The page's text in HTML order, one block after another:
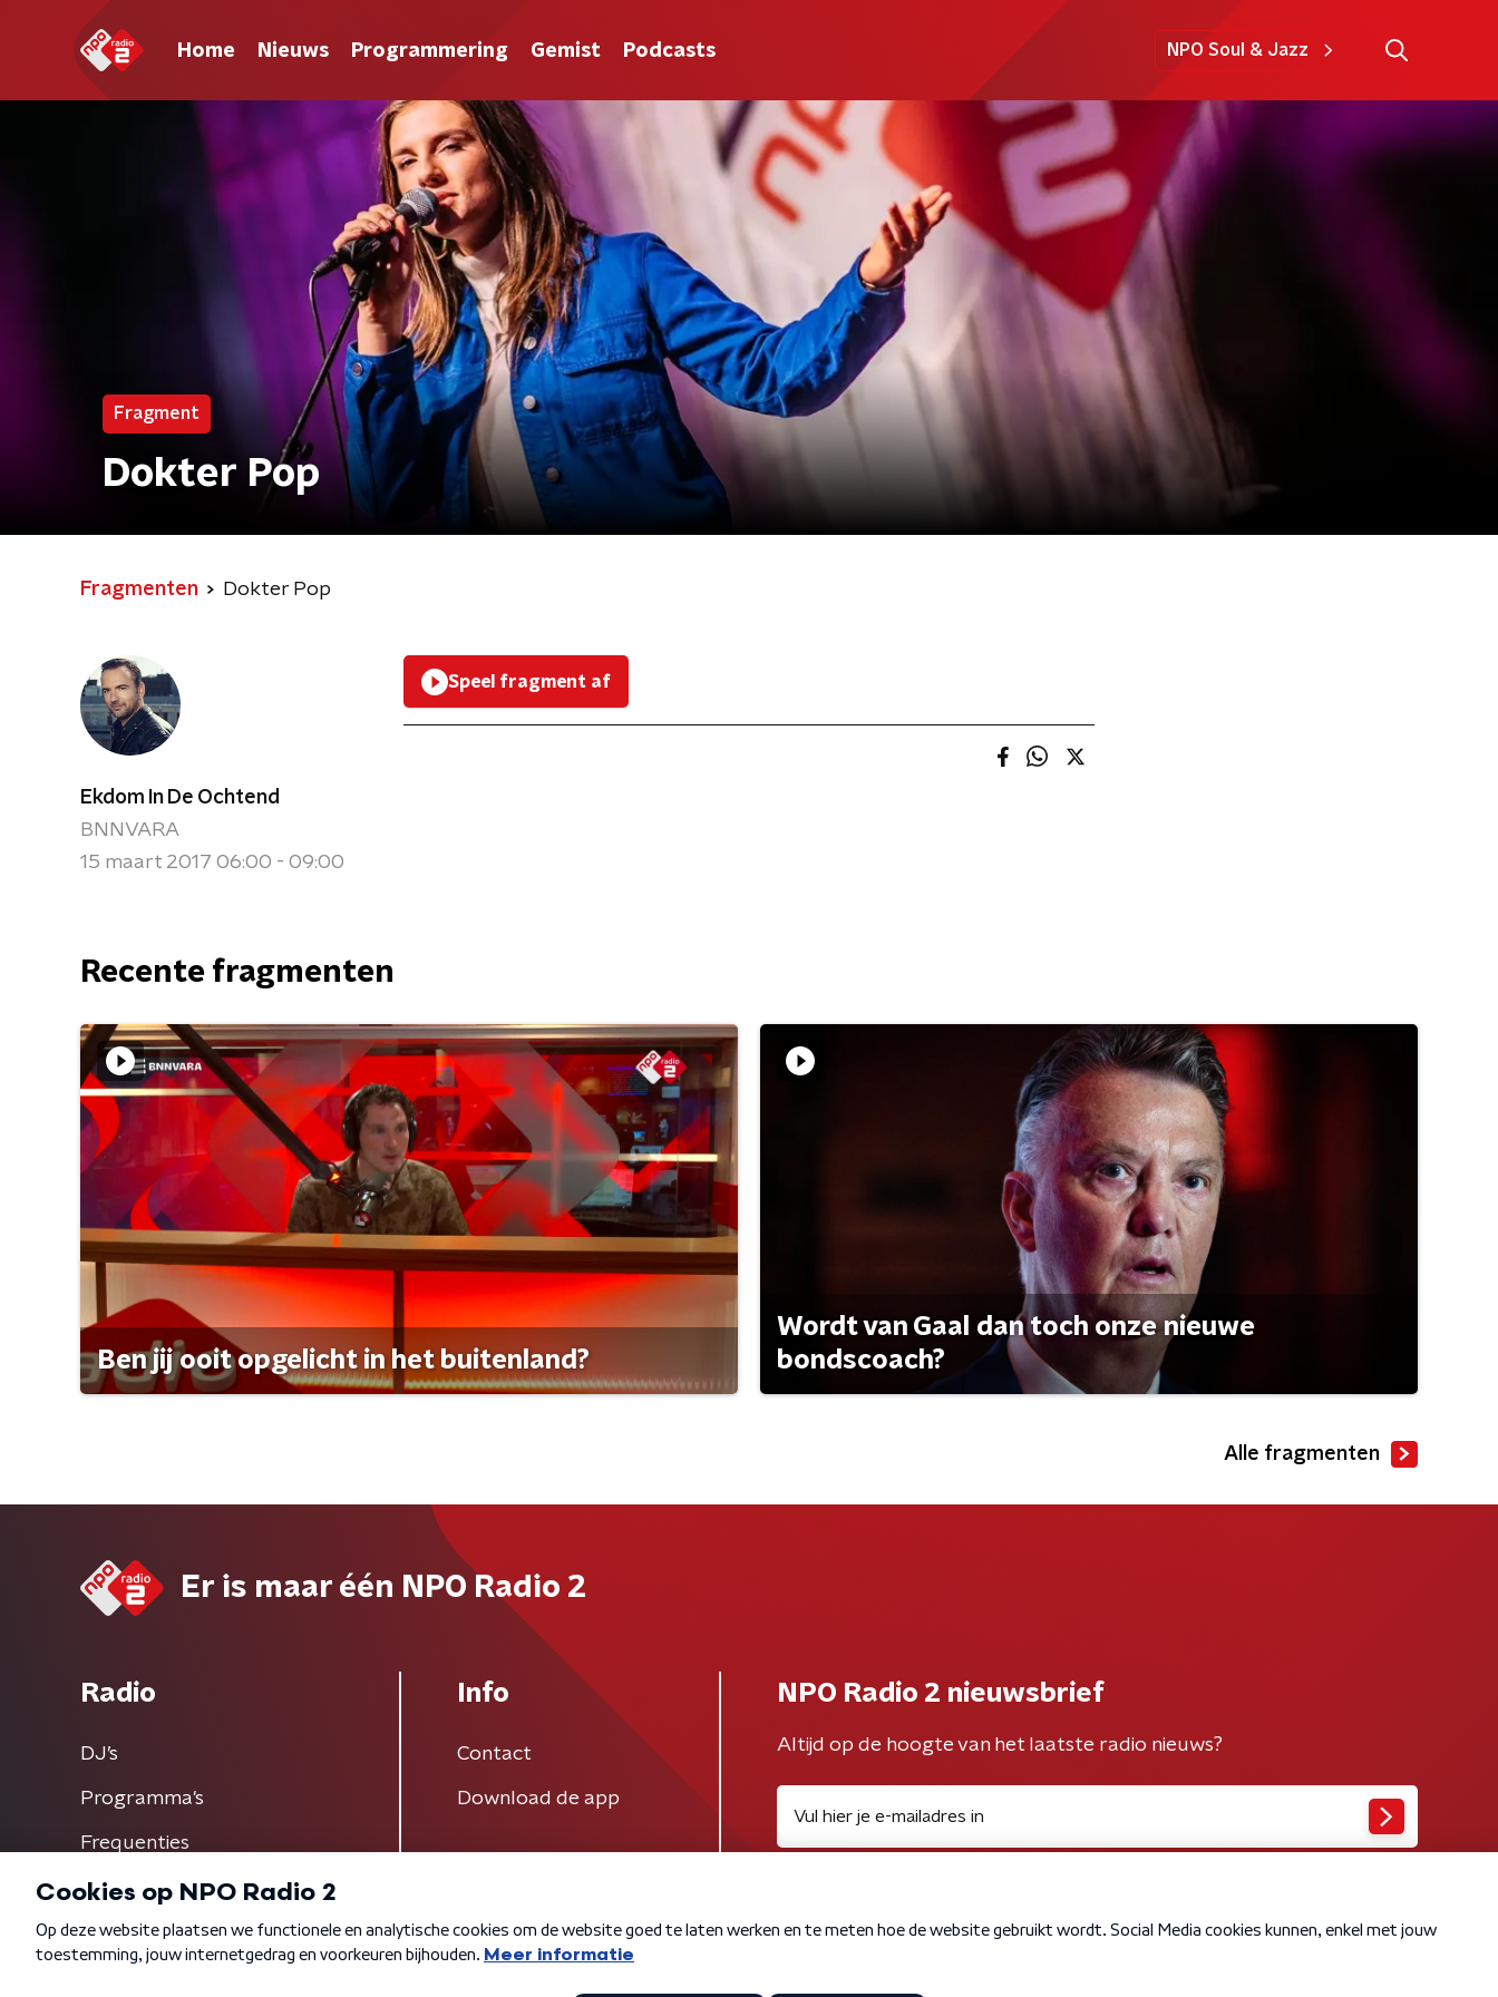
Home Nieuws Programmering Gemist Podcasts NPO Soul & Jazz
Fragment
Dokter Pop
Fragmenten Dokter Pop
Ekdom In De Ochtend
BNNVARA
15 maart 2017 06:00 - 09:00
Speel fragment af
Recente fragmenten
Ben jij ooit opgelicht in het buitenland?
Wordt van Gaal dan toch onze nieuwe
bondscoach?
Alle fragmenten
Er is maar één NPO Radio 2
Radio
DJ’s
Programma's
Frequenties
Info
Contact
Download de app
NPO Radio 2 nieuwsbrief
Altijd op de hoogte van het laatste radio nieuws?
Algemene voorwaarden Privacybeleid